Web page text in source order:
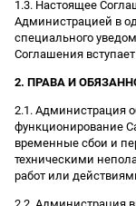
1.3. Настоящее
Администрацией в
специального
Соглашения
2. ПРАВА И
2.1. Администрация
функционирование
временные сбои и
техническими
работ или